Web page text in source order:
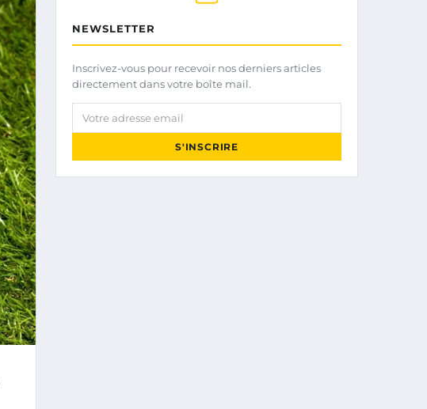
NEWSLETTER
Inscrivez-vous pour recevoir nos derniers articles
directement dans votre boîte mail.
Votre adresse email
S'INSCRIRE